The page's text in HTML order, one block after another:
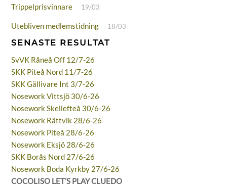
Trippelprisvinnare 19/03
Utebliven medlemstidning 18/03
SENASTE RESULTAT
SvVK Råneå Off 12/7-26
SKK Piteå Nord 11/7-26
SKK Gällivare Int 3/7-26
Nosework Vittsjö 30/6-26
Nosework Skellefteå 30/6-26
Nosework Rättvik 28/6-26
Nosework Piteå 28/6-26
Nosework Eksjö 28/6-26
SKK Borås Nord 27/6-26
Nosework Boda Kyrkby 27/6-26
COCOLISO LET’S PLAY CLUEDO